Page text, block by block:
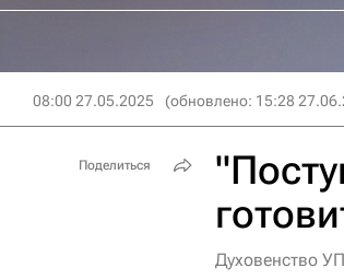
08:00 27.05.2025 (обновлено: 15:28
Духовенство
Поделиться